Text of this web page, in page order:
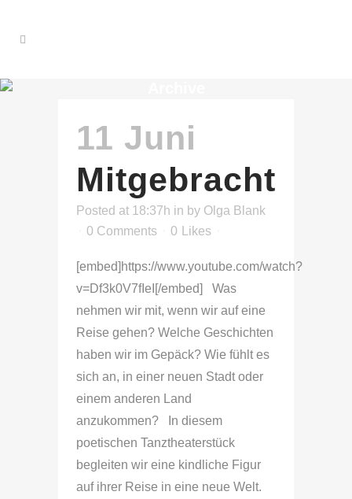
11 Juni
Mitgebracht
Posted at 18:37h in by Olga Blank
0 Comments
0 Likes
[embed]https://www.youtube.com/watch?
v=Df3k0V7fIeI[/embed] Was
nehmen wir mit, wenn wir auf eine
Reise gehen? Welche Geschichten
haben wir im Gepäck? Wie fühlt es
sich an, in einer neuen Stadt oder
einem anderen Land
anzukommen? In diesem
poetischen Tanztheaterstück
begleiten wir eine kindliche Figur
auf ihrer Reise in eine neue Welt.